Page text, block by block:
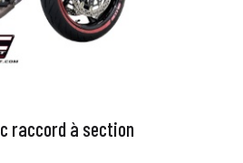
raccord à section